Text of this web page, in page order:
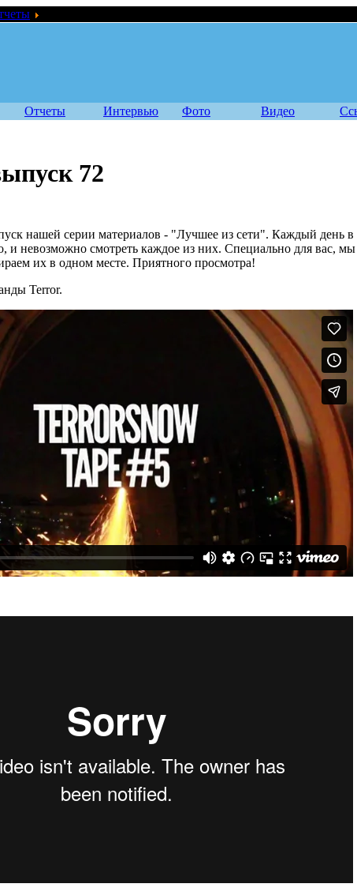
Отчеты Интервью Фото Видео
72
нашей серии материалов - "Лучшее из сети". Каждый день в
и невозможно смотреть каждое из них. Специально для вас,
их в одном месте. Приятного просмотра!
Terror.